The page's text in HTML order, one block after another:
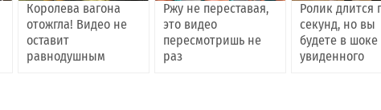
Королева вагона
отожгла! Видео не
оставит
равнодушным
Ржу не переставая,
это видео
пересмотришь не
раз
Ролик длится
секунд, но вы
будете в шоке
увиденного